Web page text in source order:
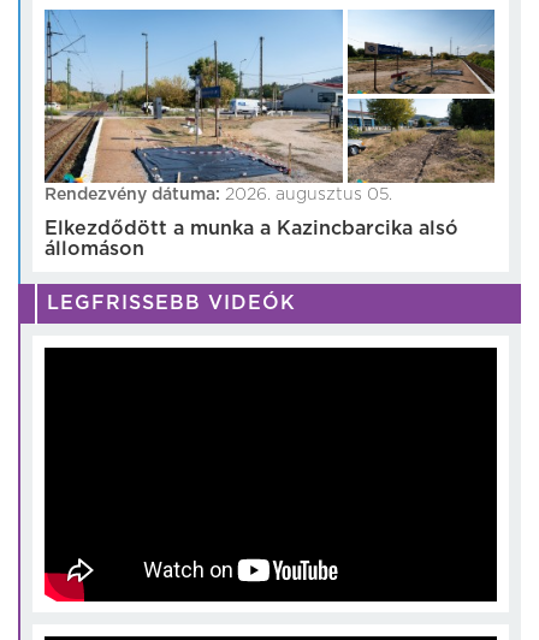
Rendezvény dátuma: 2026. augusztus 05.
Elkezdődött a munka a Kazincbarcika alsó
állomáson
LEGFRISSEBB VIDEÓK